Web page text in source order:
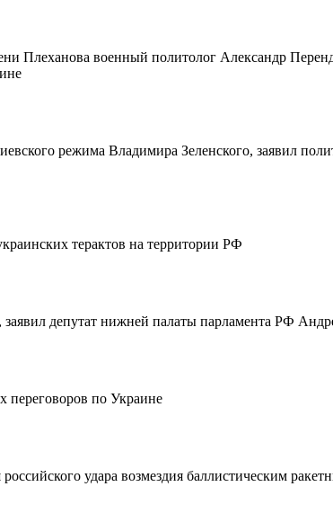
Плеханова военный политолог Александр
режима Владимира Зеленского, заявил
терактов на территории РФ
депутат нижней палаты парламента РФ
переговоров по Украине
удара возмездия баллистическим